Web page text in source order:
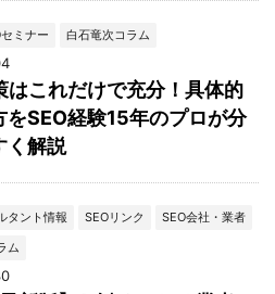
ミナー 白石竜次コラム
はこれだけで充分！具体的
をSEO経験15年のプロが分
く解説
タント情報 SEOリンク
SEO会社・業者
ム